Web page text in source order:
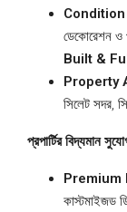
ডেকোরেশন ও
Built &
Property
সিলেট সদর,
প্রপার্টির বিদ্যমান
Premium
কাস্টমাইজড